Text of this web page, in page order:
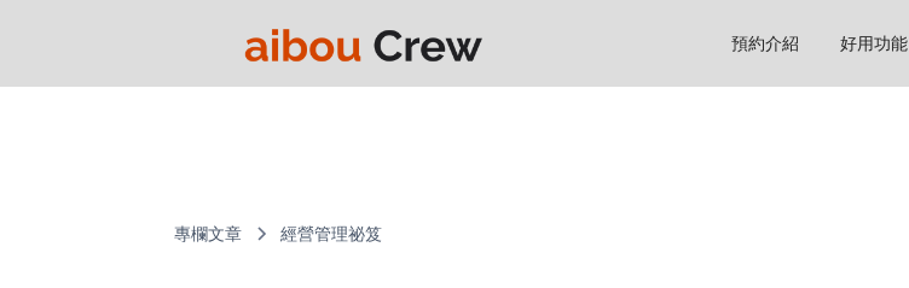
預約介紹 好用功能
專欄文章 經營管理祕笈